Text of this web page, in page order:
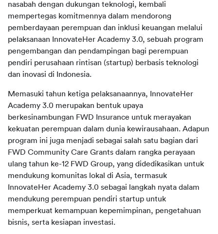
nasabah dengan dukungan teknologi, kembali
mempertegas komitmennya dalam mendorong
pemberdayaan perempuan dan inklusi keuangan melalui
pelaksanaan InnovateHer Academy 3.0, sebuah program
pengembangan dan pendampingan bagi perempuan
pendiri perusahaan rintisan (startup) berbasis teknologi
Memasuki tahun ketiga pelaksanaannya, InnovateHer
Academy 3.0 merupakan bentuk upaya
berkesinambungan FWD Insurance untuk merayakan
kekuatan perempuan dalam dunia kewirausahaan. Adapun
program ini juga menjadi sebagai salah satu bagian dari
FWD Community Care Grants dalam rangka perayaan
ulang tahun ke-12 FWD Group, yang didedikasikan untuk
mendukung komunitas lokal di Asia, termasuk
InnovateHer Academy 3.0 sebagai langkah nyata dalam
mendukung perempuan pendiri startup untuk
memperkuat kemampuan kepemimpinan, pengetahuan